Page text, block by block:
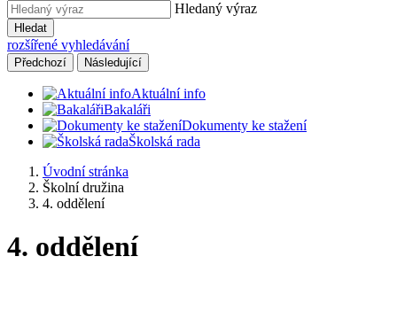
Hledaný výraz
Hledat
rozšířené vyhledávání
Předchozí Následující
Aktuální info
Bakaláři
Dokumenty ke stažení
Školská rada
Úvodní stránka
Školní družina
4. oddělení
4. oddělení